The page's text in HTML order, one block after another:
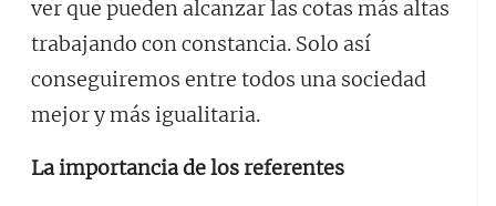
ver que pueden alcanzar las cotas más altas
trabajando con constancia. Solo así
conseguiremos entre todos una sociedad
mejor y más igualitaria.
La importancia de los referentes